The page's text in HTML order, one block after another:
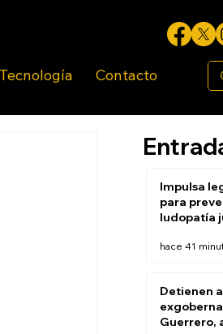
Tecnología Contacto
Impulsa
para
ludopatía
hace 41
Detienen a
Guerrero,